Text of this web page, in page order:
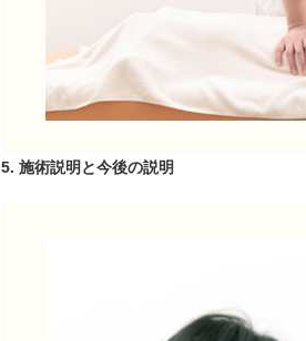
5. 施術説明と今後の説明